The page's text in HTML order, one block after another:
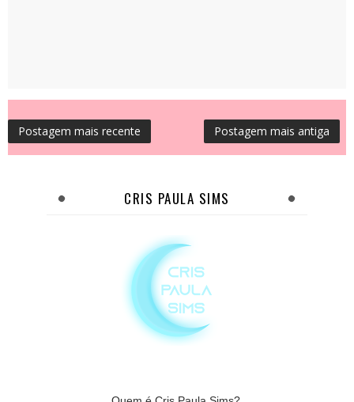
Postagem mais recente Postagem mais antiga
CRIS PAULA SIMS